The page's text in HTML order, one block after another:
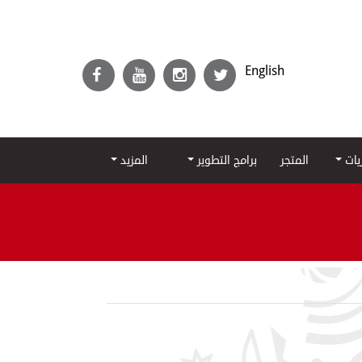
English
المتجر برامج التطوير المزيد